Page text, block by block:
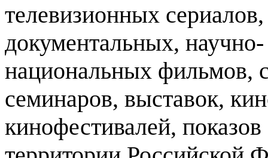
телевизионных сериалов
документальных, научно
национальных фильмов,
семинаров, выставок,
кинофестивалей,